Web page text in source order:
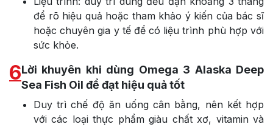
để rõ hiệu quả hoặc tham khảo ý kiến của bác sĩ
hoặc chuyên gia y tế để có liệu trình phù hợp với
sức khỏe.
6Lời khuyên khi dùng Omega 3 Alaska Deep
Sea Fish Oil để đạt hiệu quả tốt
Duy trì chế độ ăn uống cân bằng, nên kết hợp
với các loại thực phẩm giàu chất xơ, vitamin và